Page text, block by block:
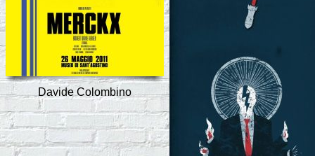
Davide Colombino